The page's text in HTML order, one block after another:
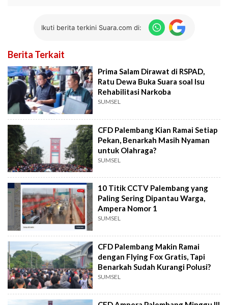
Ikuti berita terkini Suara.com di:
Berita Terkait
Prima Salam Dirawat di RSPAD,
Ratu Dewa Buka Suara soal Isu
Rehabilitasi Narkoba
SUMSEL
CFD Palembang Kian Ramai Setiap
Pekan, Benarkah Masih Nyaman
untuk Olahraga?
SUMSEL
10 Titik CCTV Palembang yang
Paling Sering Dipantau Warga,
Ampera Nomor 1
SUMSEL
CFD Palembang Makin Ramai
dengan Flying Fox Gratis, Tapi
Benarkah Sudah Kurangi Polusi?
SUMSEL